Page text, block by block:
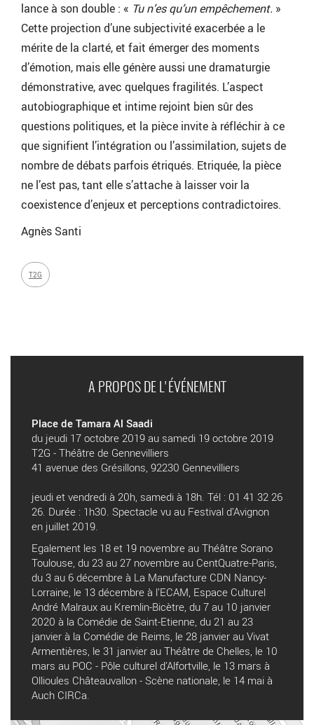
lance à son double : « Tu n’es qu’un empêchement. »
Cette projection d’une subjectivité exacerbée a le
mérite de la clarté, et fait émerger des moments
d’émotion, mais elle génère aussi une dramaturgie
démonstrative, avec quelques fragilités. L’aspect
autobiographique et intime rejoint bien sûr des
questions politiques, et la pièce invite à réfléchir à ce
que signifient l’intégration ou l’assimilation, sujets de
nombre de débats parfois étriqués. Etriquée, la pièce
ne l’est pas, tant elle s’attache à laisser voir la
coexistence d’enjeux et perceptions contradictoires.
Agnès Santi
T2G
A PROPOS DE L'ÉVÉNEMENT
Place de Tamara Al Saadi
du jeudi 17 octobre 2019 au samedi 19 octobre 2019
T2G - Théâtre de Gennevilliers
41 avenue des Grésillons, 92230 Gennevilliers
jeudi et vendredi à 20h, samedi à 18h. Tél : 01 41 32 26
26. Durée : 1h30. Spectacle vu au Festival d’Avignon
en juillet 2019.
Egalement les 18 et 19 novembre au Théâtre Sorano
Toulouse, du 23 au 27 novembre au CentQuatre-Paris,
du 3 au 6 décembre à La Manufacture CDN Nancy-
Lorraine, le 13 décembre à l’ECAM, Espace Culturel
André Malraux au Kremlin-Bicètre, du 7 au 10 janvier
2020 à la Comédie de Saint-Etienne, du 21 au 23
janvier à la Comédie de Reims, le 28 janvier au Vivat
Armentières, le 31 janvier au Théâtre de Chelles, le 10
mars au POC - Pôle culturel d’Alfortville, le 13 mars à
Ollioules Châteauvallon - Scène nationale, le 14 mai à
Auch CIRCa.